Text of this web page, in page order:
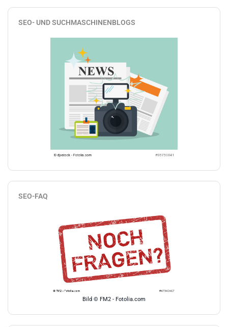
SEO- UND SUCHMASCHINENBLOGS
SEO-FAQ
Bild © FM2 - Fotolia.com